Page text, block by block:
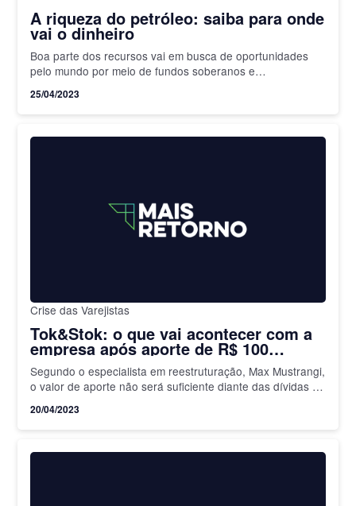
A riqueza do petróleo: saiba para onde
vai o dinheiro
Boa parte dos recursos vai em busca de oportunidades
pelo mundo por meio de fundos soberanos e
25/04/2023
Crise das Varejistas
Tok&Stok: o que vai acontecer com a
empresa após aporte de R$ 100
milhões? Entenda a situação
Segundo o especialista em reestruturação, Max Mustrangi,
o valor de aporte não será suficiente diante das dívidas da
20/04/2023